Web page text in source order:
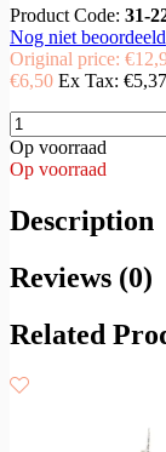
Product Code: 31-
Nog niet beoordeeld
Original price:
€6,50 Ex Tax: €5,37
Op voorraad
Op voorraad
Description
Reviews (0)
Related